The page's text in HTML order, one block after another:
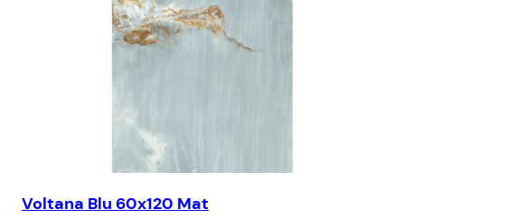
Voltana Blu 60x120 Mat